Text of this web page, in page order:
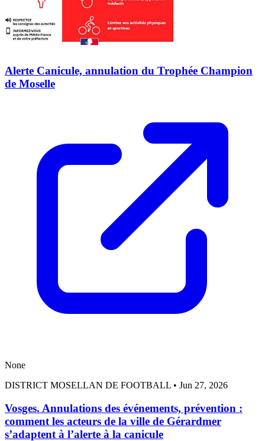
Alerte Canicule, annulation du Trophée Champion
de Moselle
None
DISTRICT MOSELLAN DE FOOTBALL • Jun 27, 2026
Vosges. Annulations des événements, prévention :
comment les acteurs de la ville de Gérardmer
s’adaptent à l’alerte à la canicule